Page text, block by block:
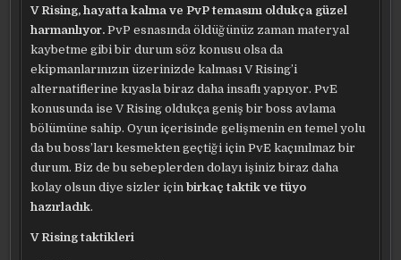
V Rising, hayatta kalma ve PvP temasını oldukça güzel
harmanlıyor. PvP esnasında öldüğünüz zaman materyal
kaybetme gibi bir durum söz konusu olsa da
ekipmanlarınızın üzerinizde kalması V Rising’i
alternatiflerine kıyasla biraz daha insaflı yapıyor. PvE
konusunda ise V Rising oldukça geniş bir boss avlama
bölümüne sahip. Oyun içerisinde gelişmenin en temel yolu
da bu boss’ları kesmekten geçtiği için PvE kaçınılmaz bir
durum. Biz de bu sebeplerden dolayı işiniz biraz daha
kolay olsun diye sizler için birkaç taktik ve tüyo
hazırladık.
V Rising taktikleri